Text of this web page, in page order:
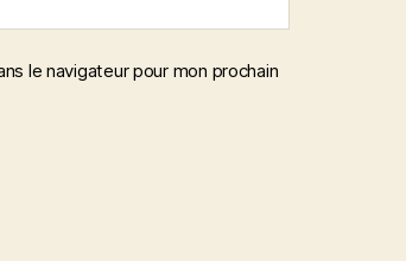
le navigateur pour mon prochain